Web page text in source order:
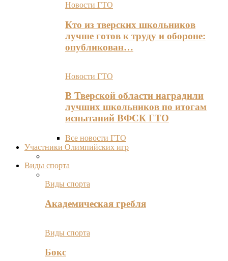
Новости ГТО
Кто из тверских школьников
лучше готов к труду и обороне:
опубликован…
Новости ГТО
В Тверской области наградили
лучших школьников по итогам
испытаний ВФСК ГТО
Все новости ГТО
Участники Олимпийских игр
Виды спорта
Виды спорта
Академическая гребля
Виды спорта
Бокс